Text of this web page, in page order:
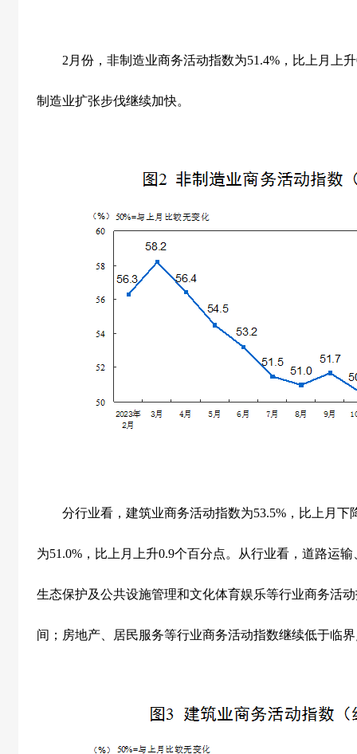
2 月份，非制造业商务活动指数为51.4% ，比上月上升
制造业扩张步伐继续加快。
分行业看，建筑业商务活动指数为53.5% ，比上月下
为51.0% ，比上月上升0.9个百分点。从行业看，道路运
生态保护及公共设施管理和文化体育娱乐等行业商务活
间；房地产、居民服务等行业商务活动指数继续低于临